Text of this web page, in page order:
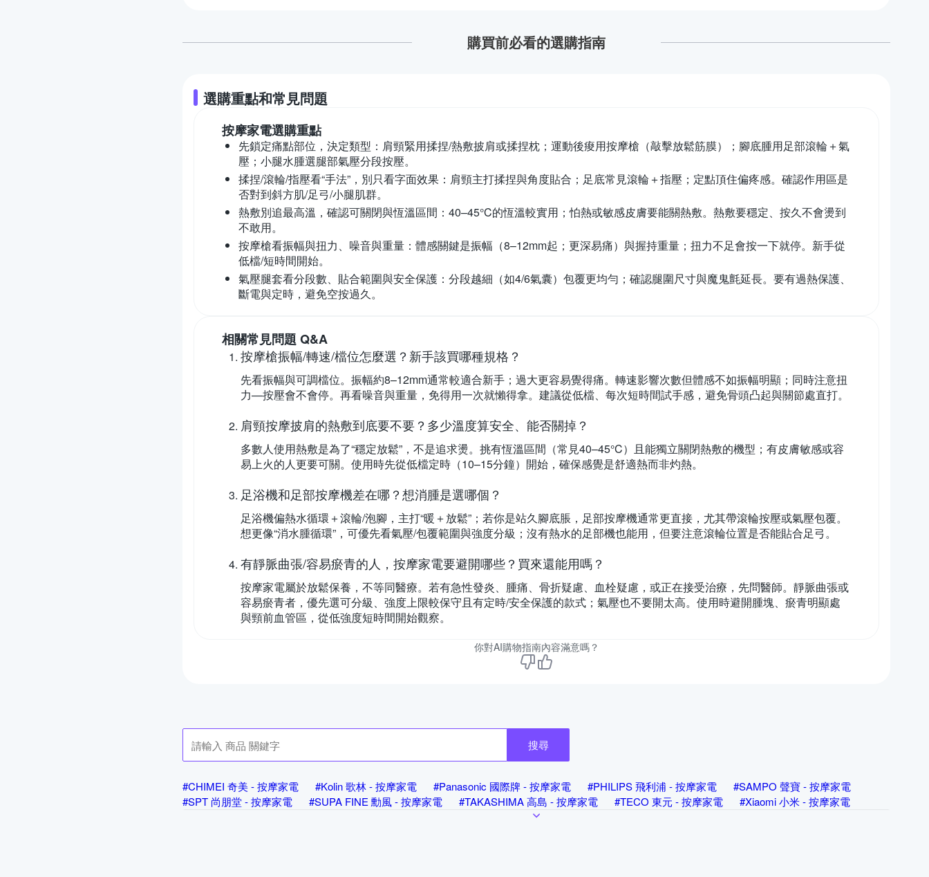
購買前必看的選購指南
選購重點和常見問題
按摩家電選購重點
先鎖定痛點部位，決定類型： 肩頸緊用揉捏/熱敷披肩或揉捏枕；運動後痠用按摩槍（敲擊放鬆筋膜）；腳底腫用足部滾輪＋氣
壓；小腿水腫選腿部氣壓分段按壓。
揉捏/滾輪/指壓看“手法”，別只看字面效果： 肩頸主打揉捏與角度貼合；足底常見滾輪＋指壓；定點頂住偏疼感。確認作用區是
否對到斜方肌/足弓/小腿肌群。
熱敷別追最高溫，確認可關閉與恆溫區間： 40–45°C的恆溫較實用；怕熱或敏感皮膚要能關熱敷。熱敷要穩定、按久不會燙到
不敢用。
按摩槍看振幅與扭力、噪音與重量： 體感關鍵是振幅（8–12mm起；更深易痛）與握持重量；扭力不足會按一下就停。新手從
低檔/短時間開始。
氣壓腿套看分段數、貼合範圍與安全保護： 分段越細（如4/6氣囊）包覆更均勻；確認腿圍尺寸與魔鬼氈延長。要有過熱保護、
斷電與定時，避免空按過久。
相關常見問題 Q&A
按摩槍振幅/轉速/檔位怎麼選？新手該買哪種規格？
先看振幅與可調檔位。振幅約8–12mm通常較適合新手；過大更容易覺得痛。轉速影響次數但體感不如振幅明顯；同時注意扭
力—按壓會不會停。再看噪音與重量，免得用一次就懶得拿。建議從低檔、每次短時間試手感，避免骨頭凸起與關節處直打。
肩頸按摩披肩的熱敷到底要不要？多少溫度算安全、能否關掉？
多數人使用熱敷是為了“穩定放鬆”，不是追求燙。挑有恆溫區間（常見40–45°C）且能獨立關閉熱敷的機型；有皮膚敏感或容
易上火的人更要可關。使用時先從低檔定時（10–15分鐘）開始，確保感覺是舒適熱而非灼熱。
足浴機和足部按摩機差在哪？想消腫是選哪個？
足浴機偏熱水循環＋滾輪/泡腳，主打“暖＋放鬆”；若你是站久腳底脹，足部按摩機通常更直接，尤其帶滾輪按壓或氣壓包覆。
想更像“消水腫循環”，可優先看氣壓/包覆範圍與強度分級；沒有熱水的足部機也能用，但要注意滾輪位置是否能貼合足弓。
有靜脈曲張/容易瘀青的人，按摩家電要避開哪些？買來還能用嗎？
按摩家電屬於放鬆保養，不等同醫療。若有急性發炎、腫痛、骨折疑慮、血栓疑慮，或正在接受治療，先問醫師。靜脈曲張或
容易瘀青者，優先選可分級、強度上限較保守且有定時/安全保護的款式；氣壓也不要開太高。使用時避開腫塊、瘀青明顯處
與頸前血管區，從低強度短時間開始觀察。
你對AI購物指南內容滿意嗎？
搜尋
#CHIMEI 奇美 - 按摩家電 #Kolin 歌林 - 按摩家電 #Panasonic 國際牌 - 按摩家電 #PHILIPS 飛利浦 - 按摩家電
#SAMPO 聲寶 - 按摩家電
#SPT 尚朋堂 - 按摩家電
#SUPA FINE 勳風 - 按摩家電 #TAKASHIMA 高島 - 按摩家電 #TECO 東元 - 按摩家電
#Xiaomi 小米 - 按摩家電